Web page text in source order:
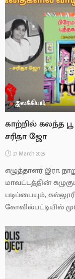
இலக்கியம்
காற்றில் கலந்த
சரிதா ஜோ
27 March 2025
எழுத்தாளர் இரா.
மாவட்டத்தின்
படிப்பையும்,
கோவில்பட்டியில்